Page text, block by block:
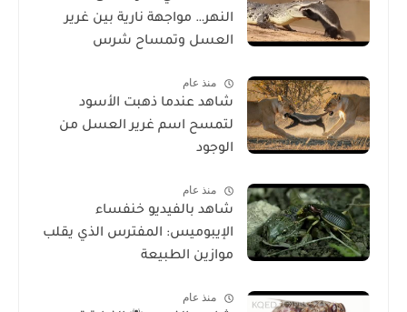
النهر… مواجهة نارية بين غرير
العسل وتمساح شرس
منذ عام
شاهد عندما ذهبت الأسود
لتمسح اسم غرير العسل من
الوجود
منذ عام
شاهد بالفيديو خنفساء
الإيبوميس: المفترس الذي يقلب
موازين الطبيعة
منذ عام